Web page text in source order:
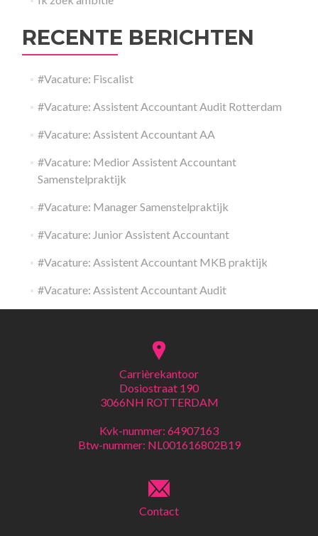
RECENTE BERICHTEN
#Vacature: Fiscalist
#Vacature: Assistent Accountant Audit Rotterdam
#Vacature: Assistent Accountant AA
#Vacature: Medior Assistent Accountant
Samenstelpraktijk
#Vacature: Manager Samenstelpraktijk
#Vacature: Junior Assistent Accountant
#Vacature: Assistent Accountant MKB praktijk
#Vacature: Assistent Accountant Audit
Carrièrekantoor
Dosiostraat 190
3066NH ROTTERDAM
Kvk-nummer: 64907163
Btw-nummer: NL001616802B19
Contact